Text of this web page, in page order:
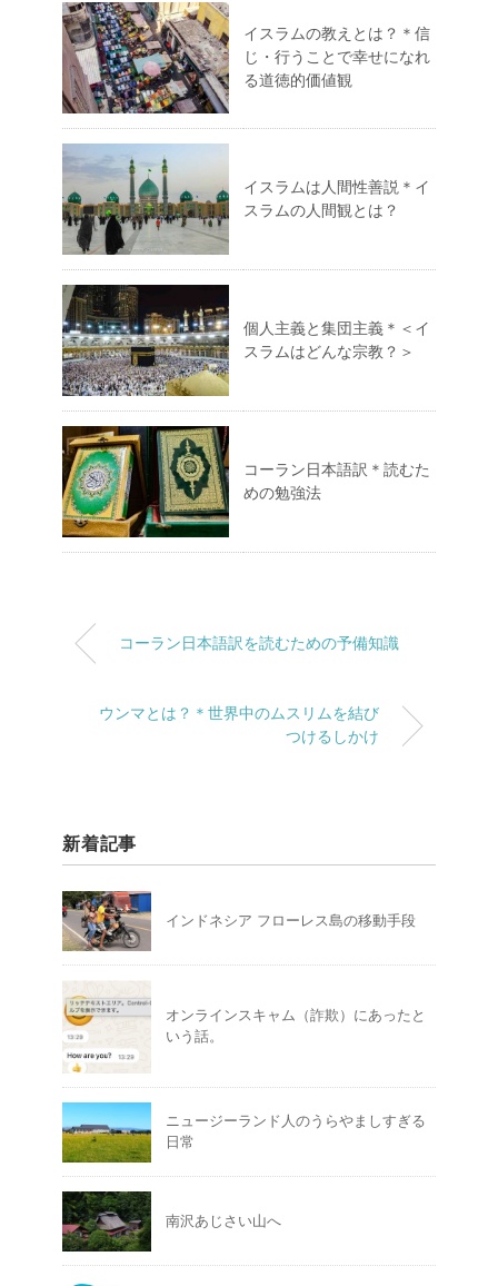
イスラムの教えとは？＊信
じ・行うことで幸せになれ
る道徳的価値観
イスラムは人間性善説＊イ
スラムの人間観とは？
個人主義と集団主義＊＜イ
スラムはどんな宗教？＞
コーラン日本語訳＊読むた
めの勉強法
コーラン日本語訳を読むための予備知識
ウンマとは？＊世界中のムスリムを結び
つけるしかけ
新着記事
インドネシア フローレス島の移動手段
オンラインスキャム（詐欺）にあったと
いう話。
ニュージーランド人のうらやましすぎる
日常
南沢あじさい山へ